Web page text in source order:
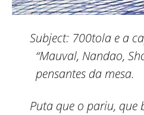
Subject: 700tola e a
“Mauval, Nandao,
pensantes da mesa.
Puta que o pariu, que